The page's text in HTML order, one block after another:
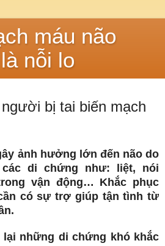
máu não
nỗi lo
bị tai biến mạch
ảnh hưởng lớn đến não do
di chứng như: liệt, nói
vận động… Khắc phục
có sự trợ giúp tận tình từ
những di chứng khó khắc